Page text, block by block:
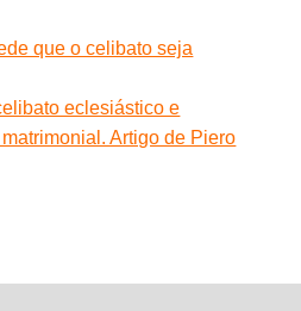
que o celibato seja
eclesiástico e
Artigo de Piero